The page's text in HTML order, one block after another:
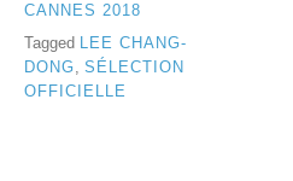
CANNES 2018
Tagged
LEE CHANG-
DONG SÉLECTION
OFFICIELLE